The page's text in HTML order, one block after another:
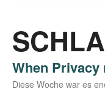
When
Die­se Woche war es